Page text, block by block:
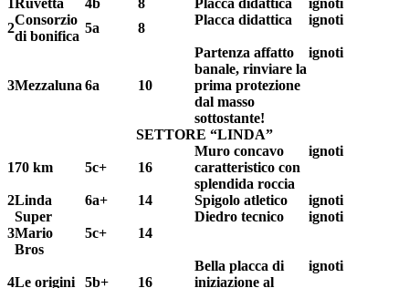
2
Consorzio
di bonifica
5a 8
Placca didattica ignoti
3Mezzaluna 6a 10
Partenza affatto
banale, rinviare la
prima protezione
dal masso
sottostante!
ignoti
SETTORE “LINDA”
170 km 5c+ 16
Muro concavo
caratteristico con
splendida roccia
ignoti
2Linda 6a+ 14 Spigolo atletico ignoti
3
Super
Mario
Bros
5c+ 14
Diedro tecnico ignoti
4Le origini 5b+ 16
Bella placca di
iniziazione al
ignoti